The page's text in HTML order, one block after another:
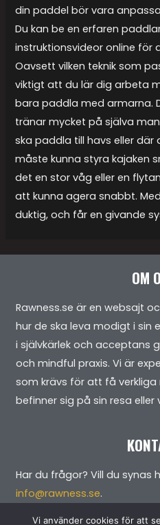
din paddel bör vara
Du kan be en erfaren
instruktionsvideor online för
Oavsett vilken teknik som
viktigt att du lär dig arbeta
bara paddla med armarna.
tränar mycket på själva
ska paddla till havs eller
måste kunna styra kajaken
det en stor våg eller en
att kunna agera snabbt.
duktig, och får en givande
OM
Rawness.se är en websajt
hur de ska leva modigt i sin
i självkärlek och acceptans
och mindful praxis. Vi är
som krävs för att få
befinner sig på sin resa eller
Har du frågor? Vill du synas
info@rawness.se.
Vi använder cookies för att